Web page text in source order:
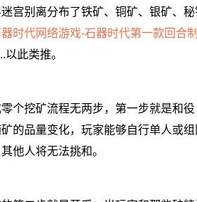
别离分布了铁矿、铜矿、银矿、秘
时代网络游戏-石器时代第一款回合
以此类推。
挖矿流程无两步，第一步就是和役
的品量变化，玩家能够自行单人或
他人将无法挑和。